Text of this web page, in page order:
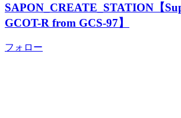
SAPON_CREATE_STATION【
GCOT-R from GCS-97】
フォロー